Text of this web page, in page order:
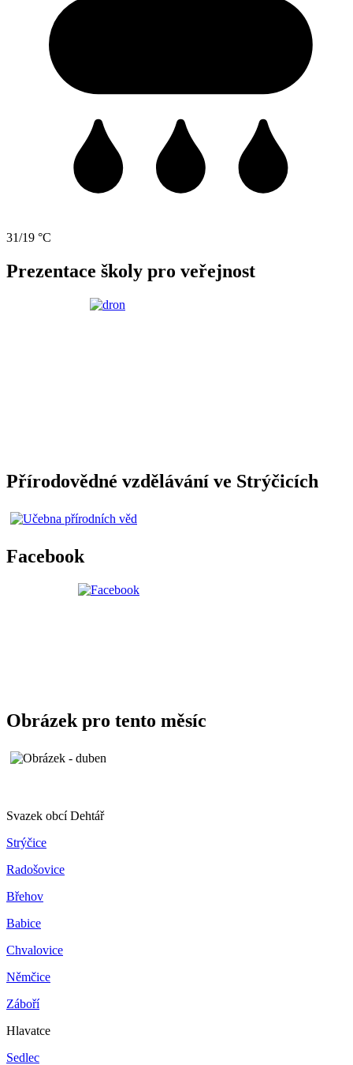
31/19 °C
Prezentace školy pro veřejnost
Přírodovědné vzdělávání ve Strýčicích
Facebook
Obrázek pro tento měsíc
Svazek obcí Dehtář
Strýčice
Radošovice
Břehov
Babice
Chvalovice
Němčice
Záboří
Hlavatce
Sedlec